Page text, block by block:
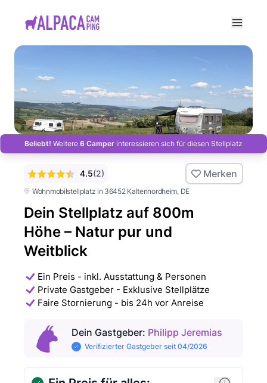
Beliebt! Weitere 6 Camper interessieren sich für diesen Stellplatz
Wohnmobilstellplatz in 36452 Kaltennordheim, DE
Dein Stellplatz auf 800m
Höhe – Natur pur und
Weitblick
4.5(2) Merken
Ein Preis - inkl. Ausstattung & Personen
Private Gastgeber - Exklusive Stellplätze
Faire Stornierung - bis 24h vor Anreise
Dein Gastgeber: Philipp Jeremias
Verifizierter Gastgeber seit 04/2026